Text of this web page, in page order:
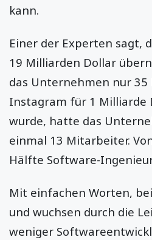
kann.
Einer der Experten sagt,
19 Milliarden Dollar
das Unternehmen nur
Instagram für 1 Milliarde
wurde, hatte das
einmal 13 Mitarbeiter.
Hälfte Software-
Mit einfachen Worten,
und wuchsen durch die
weniger